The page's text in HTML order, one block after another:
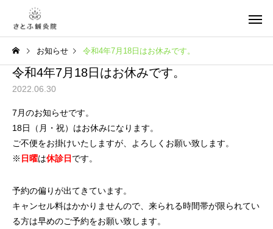
お知らせ 令和4年7月18日はお休みです。
令和4年7月18日はお休みです。
2022.06.30
7月のお知らせです。
18日（月・祝）はお休みになります。
ご不便をお掛けいたしますが、よろしくお願い致します。
※ 日曜は休診日 です。
予約の偏りが出てきています。
キャンセル料はかかりませんので、来られる時間帯が限られてい
る方は早めのご予約をお願い致します。